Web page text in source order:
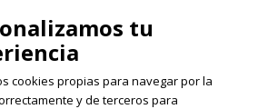
tu
cookies propias para navegar por la
y de terceros para